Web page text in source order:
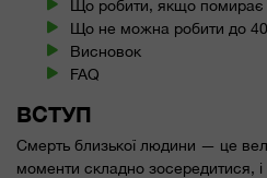
Що робити, якщо помирає
Що не можна робити до 40
Висновок
FAQ
ВСТУП
Смерть близької людини — це
моменти складно зосередитися, і